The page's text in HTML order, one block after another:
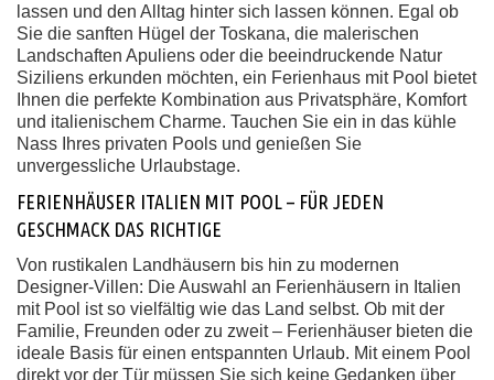
lassen und den Alltag hinter sich lassen können. Egal ob
Sie die sanften Hügel der Toskana, die malerischen
Landschaften Apuliens oder die beeindruckende Natur
Siziliens erkunden möchten, ein Ferienhaus mit Pool bietet
Ihnen die perfekte Kombination aus Privatsphäre, Komfort
und italienischem Charme. Tauchen Sie ein in das kühle
Nass Ihres privaten Pools und genießen Sie
unvergessliche Urlaubstage.
FERIENHÄUSER ITALIEN MIT POOL – FÜR JEDEN
GESCHMACK DAS RICHTIGE
Von rustikalen Landhäusern bis hin zu modernen
Designer-Villen: Die Auswahl an Ferienhäusern in Italien
mit Pool ist so vielfältig wie das Land selbst. Ob mit der
Familie, Freunden oder zu zweit – Ferienhäuser bieten die
ideale Basis für einen entspannten Urlaub. Mit einem Pool
direkt vor der Tür müssen Sie sich keine Gedanken über